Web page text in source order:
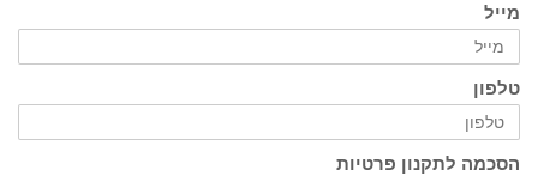
מייל
טלפון
הסכמה לתקנון פרטיות